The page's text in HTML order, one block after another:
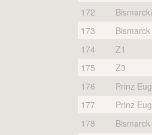
172
Bismarck
173
174
Z1
175
Z3
176
Prinz
177
Prinz
178